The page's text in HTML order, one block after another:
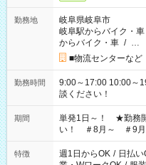
勤務地
岐阜県岐阜市
岐阜駅からバイク・車
からバイク・車 / …
■物流センターな
勤務時間
9:00～17:00 10:00～19:00 など ■ 他の
談ください！
期間
単発1日～！ ★勤務開
い！ ＃8月～ ＃9月
特徴 週1日からOK / 日払い